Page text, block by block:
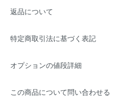
返品について
特定商取引法に基づく表記
オプションの値段詳細
この商品について問い合わせる